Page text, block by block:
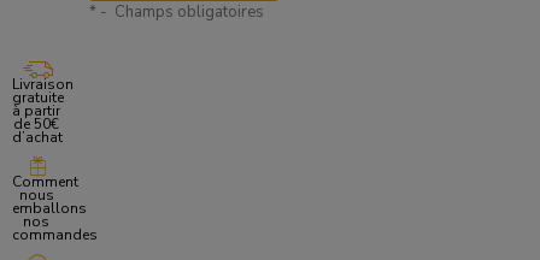
* - Champs obligatoires
Livraison
gratuite
à partir
de 50€
d’achat
Comment
nous
emballons
nos
commandes